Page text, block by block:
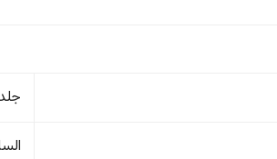
جلد